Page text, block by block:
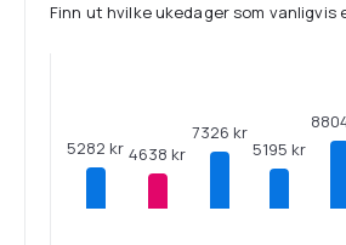
Finn ut hvilke ukedager som vanligvis
5282 kr 4638 kr
7326 kr
5195 kr